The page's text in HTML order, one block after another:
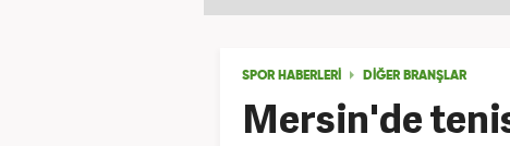
SPOR HABERLERİ DIĞER BRANŞLAR
Mersin'de